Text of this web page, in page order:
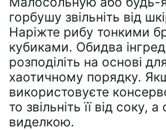
горбушу звільніть від
Наріжте рибу тонкими
кубиками. Обидва
розподіліть на основі
хаотичному порядку.
використовуєте
то звільніть її від соку, а
виделкою.